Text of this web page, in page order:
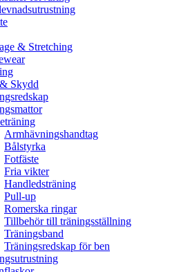
& Stretching
Skydd
Armhävningshandtag
Bålstyrka
Fotfäste
Fria vikter
Handledsträning
Pull-up
Romerska ringar
Tillbehör till träningsställning
Träningsband
Träningsredskap för ben